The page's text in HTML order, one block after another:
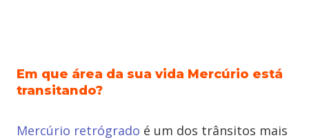
Em que área da sua vida Mercúrio está
transitando?
Mercúrio retrógrado é um dos trânsitos mais